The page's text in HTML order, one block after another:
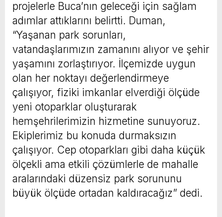
projelerle Buca’nın geleceği için sağlam
adımlar attıklarını belirtti. Duman,
“Yaşanan park sorunları,
vatandaşlarımızın zamanını alıyor ve şehir
yaşamını zorlaştırıyor. İlçemizde uygun
olan her noktayı değerlendirmeye
çalışıyor, fiziki imkanlar elverdiği ölçüde
yeni otoparklar oluşturarak
hemşehrilerimizin hizmetine sunuyoruz.
Ekiplerimiz bu konuda durmaksızın
çalışıyor. Cep otoparkları gibi daha küçük
ölçekli ama etkili çözümlerle de mahalle
aralarındaki düzensiz park sorununu
büyük ölçüde ortadan kaldıracağız” dedi.